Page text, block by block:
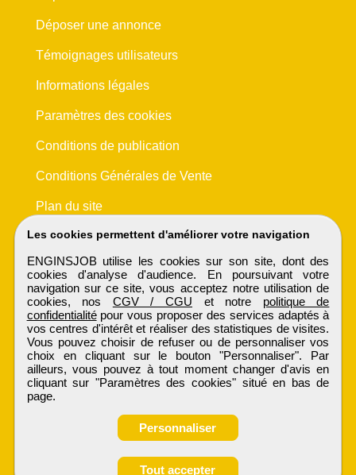
Obtenir ses
Les cookies permettent d'améliorer votre navigation
ENGINSJOB utilise les cookies sur son site, dont des
cookies d'analyse d'audience. En poursuivant votre
navigation sur ce site, vous acceptez notre utilisation de
cookies, nos CGV / CGU et notre politique de
confidentialitépour vous proposer des services adaptés à
vos centres d'intérêt et réaliser des statistiques de visites.
Vous pouvez choisir de refuser ou de personnaliser vos
choix en cliquant sur le bouton "Personnaliser". Par
ailleurs, vous pouvez à tout moment changer d'avis en
cliquant sur "Paramètres des cookies" situé en bas de
page.
Personnaliser
Tout accepter
Déposer une annonce
Témoignages utilisateurs
Informations légales
Paramètres des cookies
Conditions de publication
Conditions Générales de Vente
Plan du site